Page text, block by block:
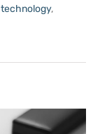
technology,